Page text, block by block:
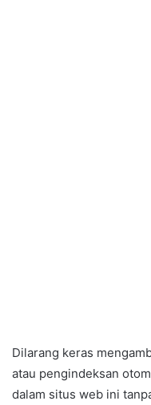
Dilarang keras
atau pengindeksan
dalam situs web ini